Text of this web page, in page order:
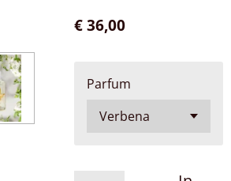
€ 36,00
Parfum